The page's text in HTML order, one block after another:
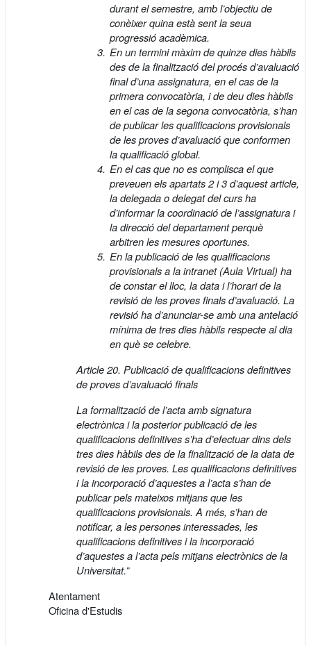
durant el semestre, amb l’objectiu de
conèixer quina està sent la seua
progressió acadèmica.
En un termini màxim de quinze dies hàbils
des de la finalització del procés d’avaluació
final d’una assignatura, en el cas de la
primera convocatòria, i de deu dies hàbils
en el cas de la segona convocatòria, s’han
de publicar les qualificacions provisionals
de les proves d’avaluació que conformen
la qualificació global.
En el cas que no es complisca el que
preveuen els apartats 2 i 3 d’aquest article,
la delegada o delegat del curs ha
d’informar la coordinació de l’assignatura i
la direcció del departament perquè
arbitren les mesures oportunes.
En la publicació de les qualificacions
provisionals a la intranet (Aula Virtual) ha
de constar el lloc, la data i l’horari de la
revisió de les proves finals d’avaluació. La
revisió ha d’anunciar-se amb una antelació
mínima de tres dies hàbils respecte al dia
en què se celebre.
Article 20. Publicació de qualificacions definitives
de proves d’avaluació finals
La formalització de l’acta amb signatura
electrònica i la posterior publicació de les
qualificacions definitives s’ha d’efectuar dins dels
tres dies hàbils des de la finalització de la data de
revisió de les proves. Les qualificacions definitives
i la incorporació d’aquestes a l’acta s’han de
publicar pels mateixos mitjans que les
qualificacions provisionals. A més, s’han de
notificar, a les persones interessades, les
qualificacions definitives i la incorporació
d’aquestes a l’acta pels mitjans electrònics de la
Universitat.”
Atentament
Oficina d'Estudis